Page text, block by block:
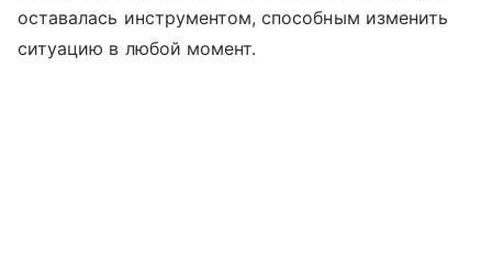
оставалась инструментом, способным изменить
ситуацию в любой момент.